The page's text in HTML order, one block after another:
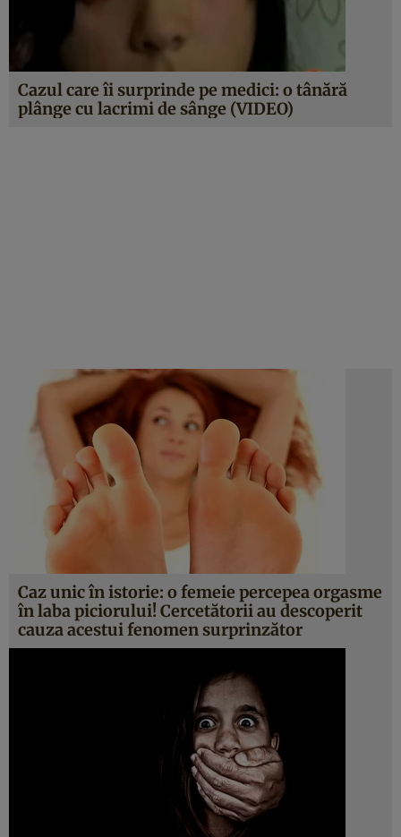
Cazul care îi surprinde pe medici: o tânără
plânge cu lacrimi de sânge (VIDEO)
Caz unic în istorie: o femeie percepea orgasme
în laba piciorului! Cercetătorii au descoperit
cauza acestui fenomen surprinzător